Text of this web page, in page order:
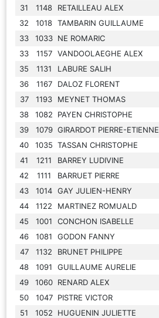
31
1148 RETAILLEAU ALEX
32
1018 TAMBARIN GUILLAUME
33
1033 NE ROMARIC
33
1157 VANDOOLAEGHE ALEX
35
1131 LABURE SALIH
36
1167 DALOZ FLORENT
37
1193 MEYNET THOMAS
38
1082 PAYEN CHRISTOPHE
39
1079 GIRARDOT PIERRE-ETIENNE
40
1035 TASSAN CHRISTOPHE
41
1211 BARREY LUDIVINE
42
1111 BARRUET PIERRE
43
1014 GAY JULIEN-HENRY
44
1122 MARTINEZ ROMUALD
45
1001 CONCHON ISABELLE
46
1081 GODON FANNY
47
1132 BRUNET PHILIPPE
48
1091 GUILLAUME AURELIE
49
1060 RENARD ALEX
50
1047 PISTRE VICTOR
51
1052 HUGUENIN JULIETTE